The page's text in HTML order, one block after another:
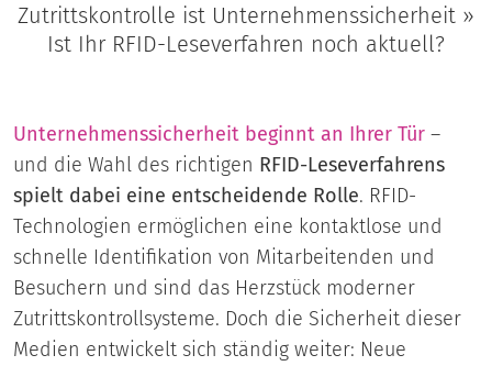
Zutrittskontrolle ist Unternehmenssicherheit »
Ist Ihr RFID-Leseverfahren noch aktuell?
Unternehmenssicherheit beginnt an Ihrer Tür –
und die Wahl des richtigen RFID-Leseverfahrens
spielt dabei eine entscheidende Rolle. RFID-
Technologien ermöglichen eine kontaktlose und
schnelle Identifikation von Mitarbeitenden und
Besuchern und sind das Herzstück moderner
Zutrittskontrollsysteme. Doch die Sicherheit dieser
Medien entwickelt sich ständig weiter: Neue